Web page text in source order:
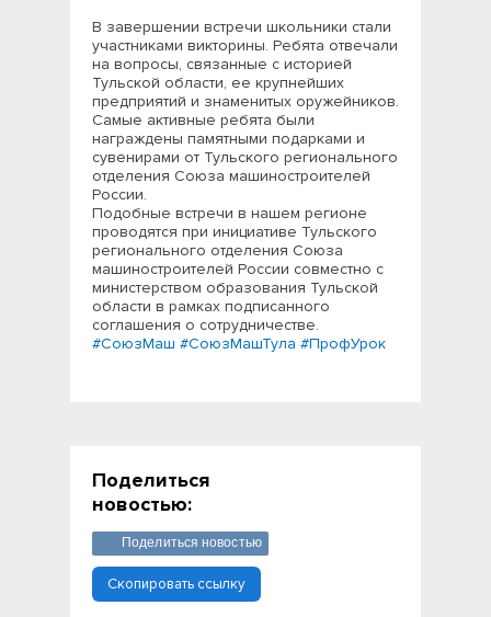
В завершении встречи школьники стали
участниками викторины. Ребята отвечали
на вопросы, связанные с историей
Тульской области, ее крупнейших
предприятий и знаменитых оружейников.
Самые активные ребята были
награждены памятными подарками и
сувенирами от Тульского регионального
отделения Союза машиностроителей
России.
Подобные встречи в нашем регионе
проводятся при инициативе Тульского
регионального отделения Союза
машиностроителей России совместно с
министерством образования Тульской
области в рамках подписанного
соглашения о сотрудничестве.
#СоюзМаш #СоюзМашТула #ПрофУрок
Поделиться
новостью:
Поделиться новостью
Скопировать ссылку